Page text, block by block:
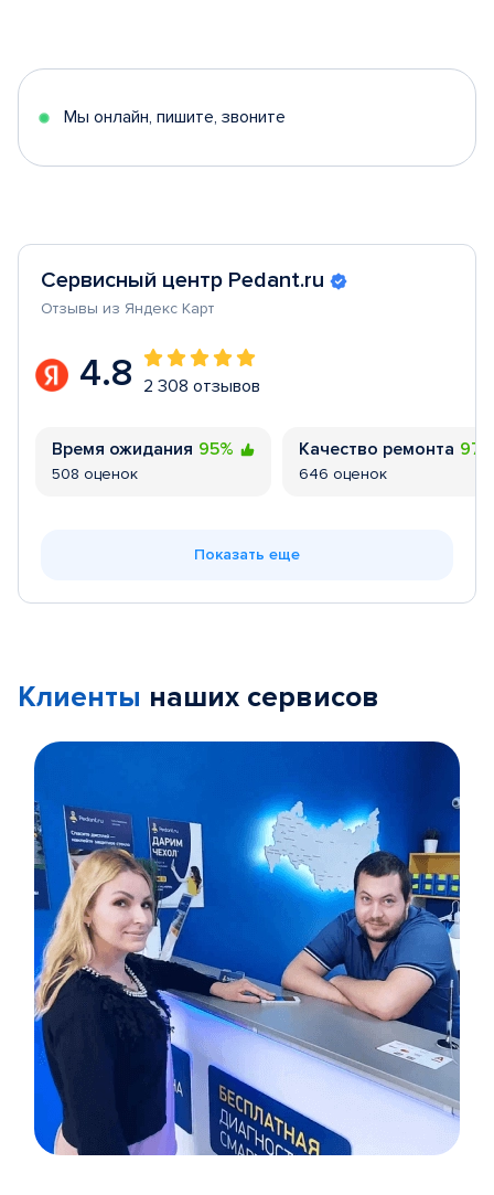
5
Мы онлайн, пишите, звоните
Сервисный центр Pedant.ru
Отзывы из Яндекс Карт
4.8 2 308 отзывов
Время ожидания 95%
508 оценок
Качество ремонта
646 оценок
Показать еще
Клиенты наших сервисов